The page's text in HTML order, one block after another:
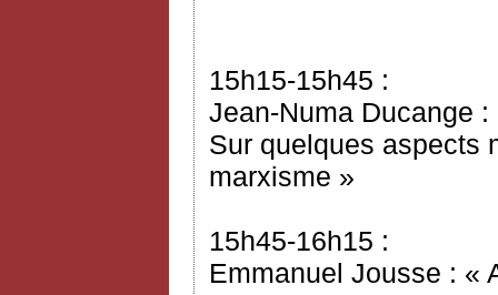
15h15-15h45 :
Jean-Numa Ducange
Sur quelques aspects
marxisme »
15h45-16h15 :
Emmanuel Jousse : «